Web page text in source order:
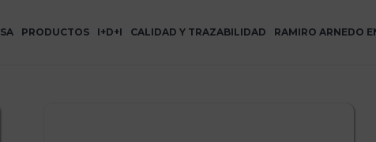
PRODUCTOS I+D+I CALIDAD Y TRAZABILIDAD RAMIRO ARNEDO